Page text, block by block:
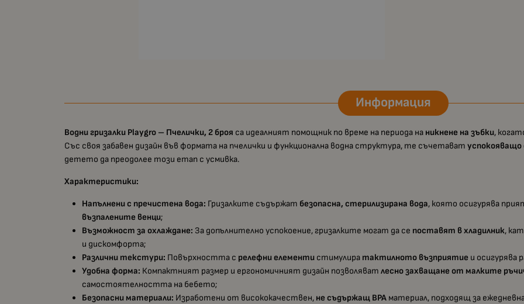
Информация
Водни гризалки Playgro – Пчелички, 2 броя са идеалният помощник по време на периода на никнене на зъбки,
Със своя забавен дизайн във формата на пчелички и функционална водна структура, те съчетават
детето да преодолее този етап с усмивка.
Характеристики:
Напълнени с пречистена вода: Гризалките съдържат безопасна, стерилизирана вода, която осигурява
възпалените венци;
Възможност за охлаждане: За допълнително успокоение, гризалките могат да се поставят в хладилник,
и дискомфорта;
Различни текстури: Повърхността с релефни елементи стимулира тактилното възприятие и осигурява
Удобна форма: Компактният размер и ергономичният дизайн позволяватлесно захващане от малките
самостоятелността на бебето;
Безопасни материали: Изработени от висококачествен, не съдържащ BPA материал, подходящ за